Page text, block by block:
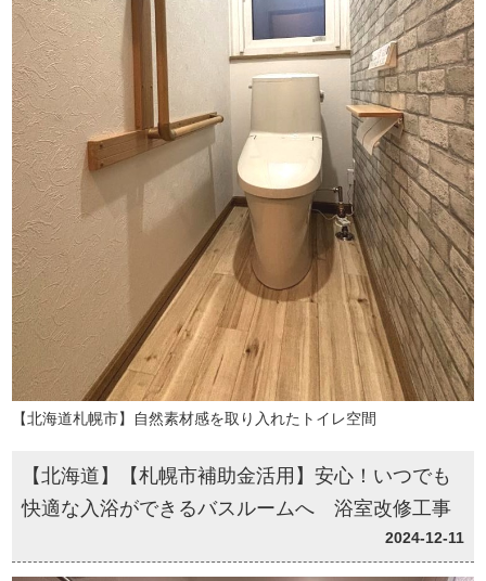
【北海道札幌市】自然素材感を取り入れたトイレ空間
【北海道】【札幌市補助金活用】安心！いつでも
快適な入浴ができるバスルームへ 浴室改修工事
2024-12-11